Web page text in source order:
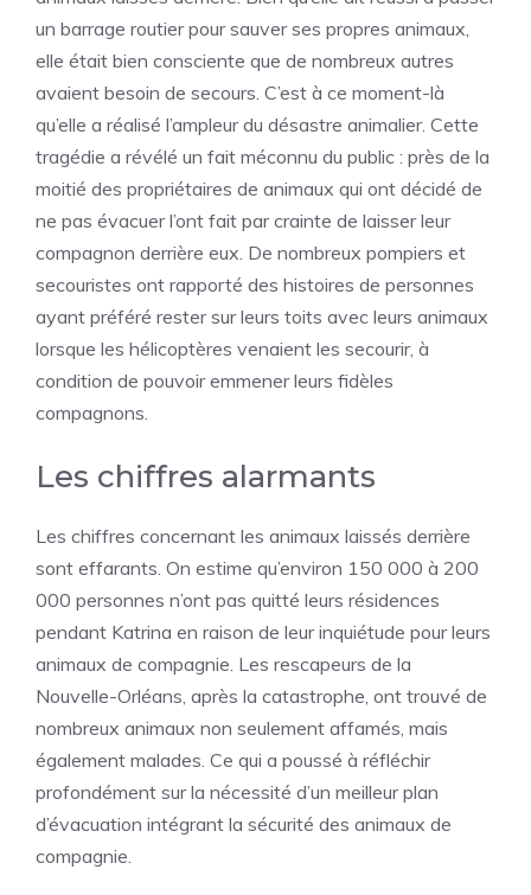
un barrage routier pour sauver ses propres animaux,
elle était bien consciente que de nombreux autres
avaient besoin de secours. C’est à ce moment-là
qu’elle a réalisé l’ampleur du désastre animalier. Cette
tragédie a révélé un fait méconnu du public : près de la
moitié des propriétaires de animaux qui ont décidé de
ne pas évacuer l’ont fait par crainte de laisser leur
compagnon derrière eux. De nombreux pompiers et
secouristes ont rapporté des histoires de personnes
ayant préféré rester sur leurs toits avec leurs animaux
lorsque les hélicoptères venaient les secourir, à
condition de pouvoir emmener leurs fidèles
compagnons.
Les chiffres alarmants
Les chiffres concernant les animaux laissés derrière
sont effarants. On estime qu’environ 150 000 à 200
000 personnes n’ont pas quitté leurs résidences
pendant Katrina en raison de leur inquiétude pour leurs
animaux de compagnie. Les rescapeurs de la
Nouvelle-Orléans, après la catastrophe, ont trouvé de
nombreux animaux non seulement affamés, mais
également malades. Ce qui a poussé à réfléchir
profondément sur la nécessité d’un meilleur plan
d’évacuation intégrant la sécurité des animaux de
compagnie.